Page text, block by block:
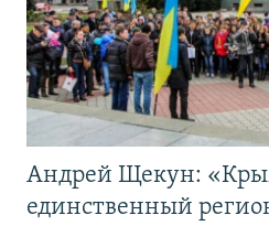
Андрей Щекун:
единственный